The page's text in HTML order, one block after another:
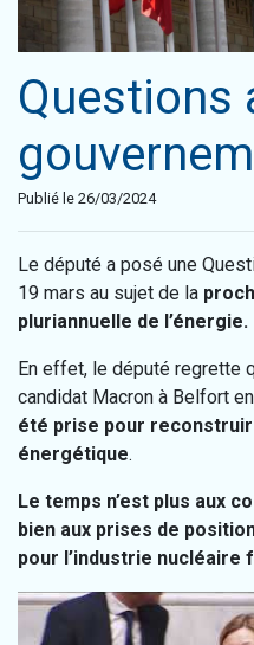
Questions
Publié le 26/03/2024
Le député a posé une
19 mars au sujet de la
pluriannuelle de l’énergie.
En effet, le député regrette
candidat Macron à Belfort
été prise pour
énergétique.
Le temps n’est plus aux
bien aux prises de
pour l’industrie nucléaire